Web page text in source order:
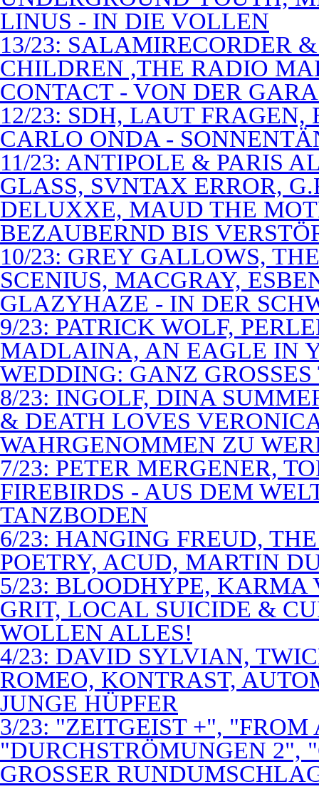
LINUS - IN DIE VOLLEN
13/23: SALAMIRECORDER
CHILDREN ,THE RADIO
CONTACT - VON DER
12/23: SDH, LAUT
CARLO ONDA -
11/23: ANTIPOLE & PARIS
GLASS, SVNTAX ERROR,
DELUXXE, MAUD THE
BEZAUBERND BIS
10/23: GREY GALLOWS,
SCENIUS, MACGRAY,
GLAZYHAZE - IN DER
9/23: PATRICK WOLF,
MADLAINA, AN EAGLE IN
WEDDING: GANZ
8/23: INGOLF, DINA
& DEATH LOVES
WAHRGENOMMEN ZU
7/23: PETER MERGENER,
FIREBIRDS - AUS DEM
TANZBODEN
6/23: HANGING FREUD,
POETRY, ACUD, MARTIN
5/23: BLOODHYPE, KARMA
GRIT, LOCAL SUICIDE &
WOLLEN ALLES!
4/23: DAVID SYLVIAN,
ROMEO, KONTRAST,
JUNGE HÜPFER
3/23: "ZEITGEIST +", "FROM
"DURCHSTRÖMUNGEN 2",
GROSSER